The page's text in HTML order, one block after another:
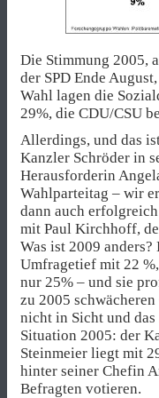
Die Stimmung 2005,
der SPD Ende
Wahl lagen die
29%, die CDU/CSU
Allerdings, und das
Kanzler Schröder in
Herausforderin
Wahlparteitag – wir
dann auch
mit Paul Kirchhoff,
Was ist 2009
Umfragetief mit 22
nur 25% – und sie
zu 2005
nicht in Sicht und
Situation 2005: der
Steinmeier liegt mit
hinter seiner Chefin
Befragten votieren.